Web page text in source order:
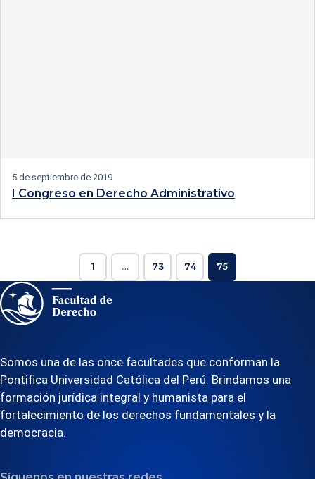
5 de septiembre de 2019
I Congreso en Derecho Administrativo
1 … 73 74 75
Somos una de las once facultades que conforman la
Pontifica Universidad Católica del Perú. Brindamos una
formación jurídica integral y humanista para el
fortalecimiento de los derechos fundamentales y la
democracia.